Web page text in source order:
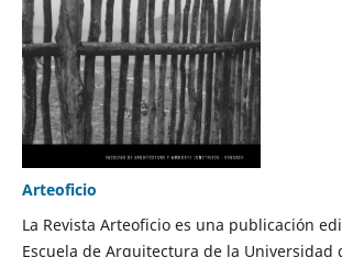
Arteoficio
La Revista Arteoficio es una publicación
Escuela de Arquitectura de la Universidad